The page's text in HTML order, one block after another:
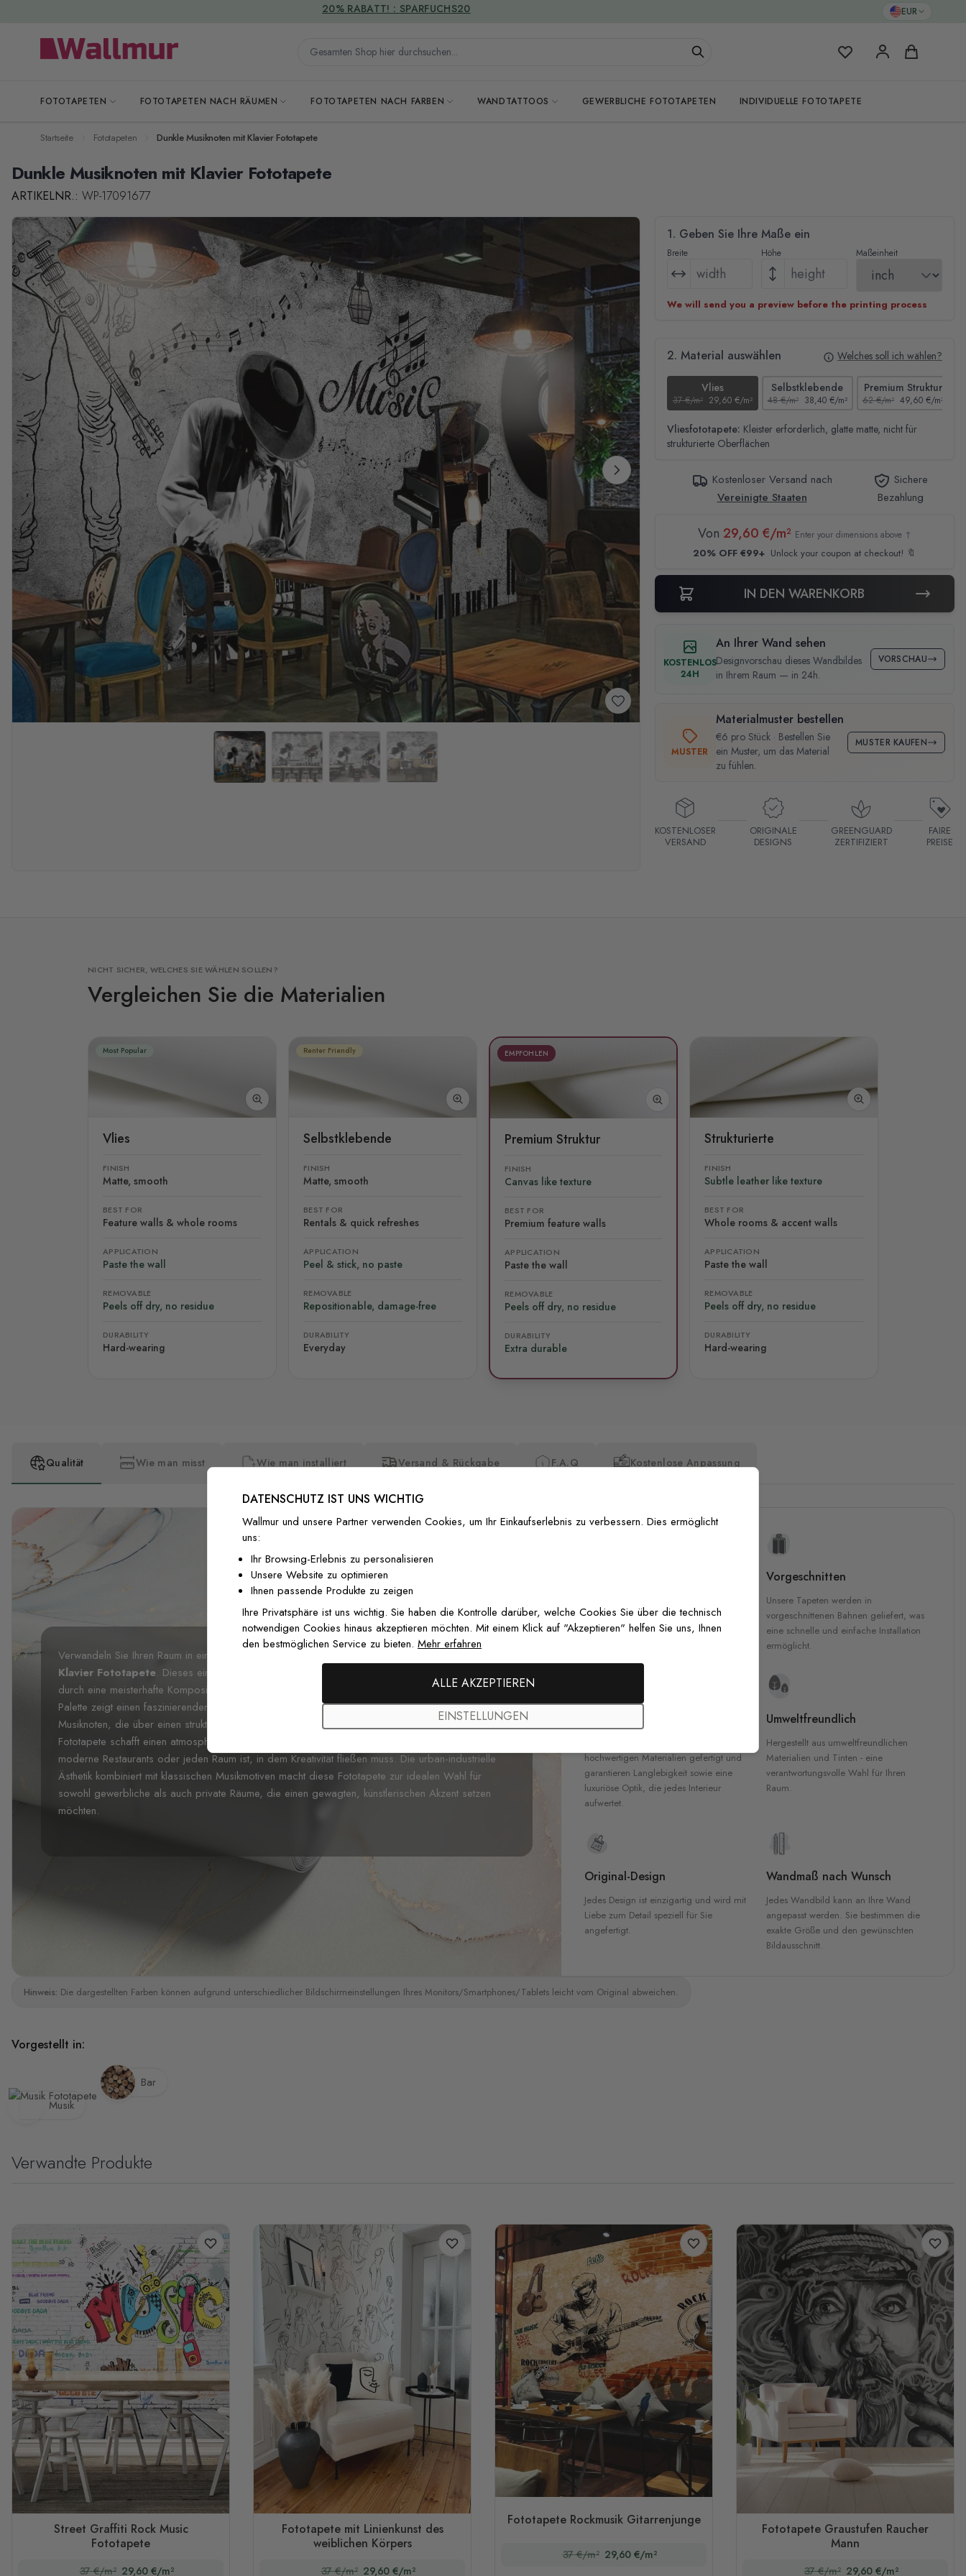
EUR
Gesamten Shop hier durchsuchen... Meine FavoritenWarenkorb
FOTOTAPETEN FOTOTAPETEN NACH RÄUMEN FOTOTAPETEN NACH FARBEN WANDTATTOOS GEWERBLICHE FOTOTAPETEN INDIVIDUELLE FOTOTAPETE
VERSANDKOSTENFREI
Startseite Fototapeten Dunkle Musiknoten mit Klavier Fototapete
Dunkle Musiknoten mit Klavier Fototapete
ARTIKELNR.: WP-17091677
1. Geben Sie Ihre Maße ein
Breite Höhe Maßeinheit
We will send you a preview before the printing process
2. Material auswählen Welches soll ich wählen?
Vlies
37 €/m² 29,60 €/m²
Selbstklebende
48 €/m² 38,40 €/m²
Premium Struktur
62 €/m² 49,60 €/m²
Vliesfototapete: Kleister erforderlich, glatte matte, nicht für
strukturierte Oberflächen
Kostenloser Versand nach
Vereinigte Staaten
Sichere
Bezahlung
Von 29,60 €/m² Enter your dimensions above ↑
20% OFF €99+ Unlock your coupon at checkout! 🔖
IN DEN WARENKORB
KOSTENLOS
24H
An Ihrer Wand sehen
Designvorschau dieses Wandbildes
in Ihrem Raum — in 24h.
VORSCHAU
MUSTER
Materialmuster bestellen
€6 pro Stück · Bestellen Sie
ein Muster, um das Material
zu fühlen.
MUSTER KAUFEN
KOSTENLOSER
VERSAND
ORIGINALE
DESIGNS
GREENGUARD
ZERTIFIZIERT
FAIRE
PREISE
NICHT SICHER, WELCHES SIE WÄHLEN SOLLEN?
Vergleichen Sie die Materialien
Most Popular
Vlies
FINISH
Matte, smooth
BEST FOR
Feature walls & whole rooms
APPLICATION
Paste the wall
REMOVABLE
Peels off dry, no residue
DURABILITY
Hard-wearing
Renter Friendly
Selbstklebende
FINISH
Matte, smooth
BEST FOR
Rentals & quick refreshes
APPLICATION
Peel & stick, no paste
REMOVABLE
Repositionable, damage-free
DURABILITY
Everyday
EMPFOHLEN
Premium Struktur
FINISH
Canvas like texture
BEST FOR
Premium feature walls
APPLICATION
Paste the wall
REMOVABLE
Peels off dry, no residue
DURABILITY
Extra durable
Strukturierte
FINISH
Subtle leather like texture
BEST FOR
Whole rooms & accent walls
APPLICATION
Paste the wall
REMOVABLE
Peels off dry, no residue
DURABILITY
Hard-wearing
Qualität Wie man misst Wie man installiert Versand & Rückgabe F.A.Q Kostenlose Anpassung
Verwandeln Sie Ihren Raum in ein musikalisches Heiligtum mit unserer
Klavier Fototapete. Dieses eindrucksvolle
durch eine meisterhafte Komposition kontrastierender Elemente ein. Die dramatische Schwarz-Weiß-
Palette zeigt einen faszinierenden Gitarristen mit Fedora, ein elegantes Konzertklavier und fließende
Musiknoten, die über einen strukturierten Betoneffekt-Hintergrund tanzen. Diese zeitgenössische
Fototapete schafft einen atmosphärischen Hintergrund, der perfekt für Musikräume, Studios,
moderne Restaurants oder jeden Raum ist, in dem Kreativität fließen muss. Die urban-industrielle
Ästhetik kombiniert mit klassischen Musikmotiven macht diese Fototapete zur idealen Wahl für
sowohl gewerbliche als auch private Räume, die einen gewagten, künstlerischen Akzent setzen
möchten.
Gedruckt mit GREENGUARD Gold-
zertifizierten Tinten für garantierte
Vorgeschnitten
Unsere Tapeten werden in
vorgeschnittenen Bahnen geliefert, was
eine schnelle und einfache Installation
ermöglicht.
hochwertigen Materialien gefertigt und
garantieren Langlebigkeit sowie eine
luxuriöse Optik, die jedes Interieur
aufwertet.
Umweltfreundlich
Hergestellt aus umweltfreundlichen
Materialien und Tinten - eine
verantwortungsvolle Wahl für Ihren
Raum.
Original-Design
Jedes Design ist einzigartig und wird mit
Liebe zum Detail speziell für Sie
angefertigt.
Wandmaß nach Wunsch
Jedes Wandbild kann an Ihre Wand
angepasst werden. Sie bestimmen die
exakte Größe und den gewünschten
Bildausschnitt.
Hinweis: Die dargestellten Farben können aufgrund unterschiedlicher Bildschirmeinstellungen Ihres Monitors/Smartphones/Tablets leicht vom Original abweichen.
Vorgestellt in:
Musik
Bar
Verwandte Produkte
Street Graffiti Rock Music
Fototapete
37 €/m² 29,60 €/m²
Fototapete mit Linienkunst des
weiblichen Körpers
37 €/m² 29,60 €/m²
Fototapete Rockmusik Gitarrenjunge
37 €/m² 29,60 €/m²
Fototapete Graustufen Raucher
Mann
37 €/m² 29,60 €/m²
DATENSCHUTZ IST UNS WICHTIG
Wallmur und unsere Partner verwenden Cookies, um Ihr Einkaufserlebnis zu verbessern. Dies ermöglicht
uns:
Ihr Browsing-Erlebnis zu personalisieren
Unsere Website zu optimieren
Ihnen passende Produkte zu zeigen
Ihre Privatsphäre ist uns wichtig. Sie haben die Kontrolle darüber, welche Cookies Sie über die technisch
notwendigen Cookies hinaus akzeptieren möchten. Mit einem Klick auf "Akzeptieren" helfen Sie uns, Ihnen
den bestmöglichen Service zu bieten. Mehr erfahren
ALLE AKZEPTIEREN
EINSTELLUNGEN